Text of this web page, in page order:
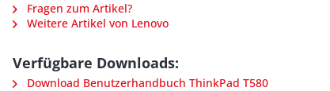
Fragen zum Artikel?
Weitere Artikel von Lenovo
Verfügbare Downloads:
Download Benutzerhandbuch ThinkPad T580